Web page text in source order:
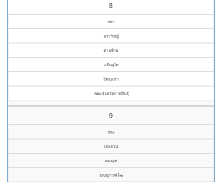
8
พระ
นราวิชญ์
ด่านซ้าย
อภินนฺโท
วัดกุงเก่า
คณะจังหวัดกาฬสินธุ์
9
พระ
ประจวบ
ทองสุข
ปญฺญาวุฑฺโฒ